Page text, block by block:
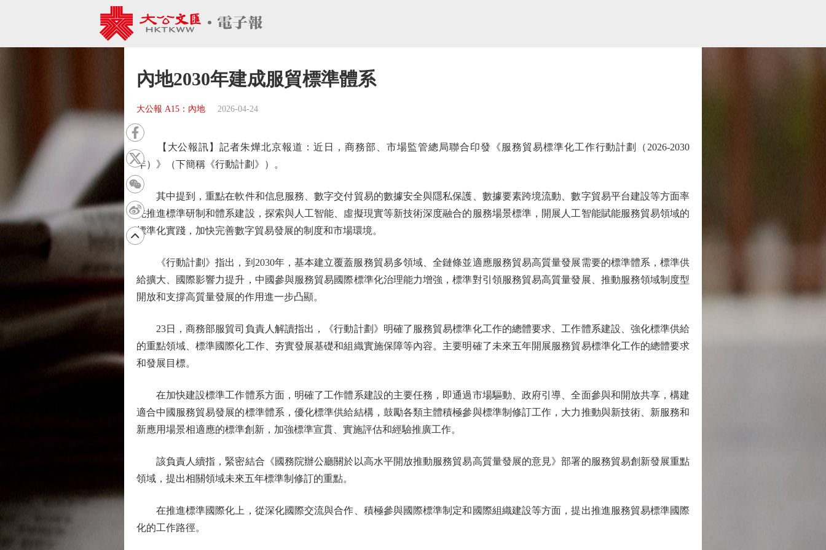
內地2030年建成服貿標準體系
大公報 A15：內地 2026-04-24
【大公報訊】記者朱燁北京報道：近日，商務部、市場監管總局聯合印發《服務貿易標準化工作行動計劃（2026-2030
年）》（下簡稱《行動計劃》）。
其中提到，重點在軟件和信息服務、數字交付貿易的數據安全與隱私保護、數據要素跨境流動、數字貿易平台建設等方面率
先推進標準研制和體系建設，探索與人工智能、虛擬現實等新技術深度融合的服務場景標準，開展人工智能賦能服務貿易領域的
標準化實踐，加快完善數字貿易發展的制度和市場環境。
《行動計劃》指出，到2030年，基本建立覆蓋服務貿易多領域、全鏈條並適應服務貿易高質量發展需要的標準體系，標準供
給擴大、國際影響力提升，中國參與服務貿易國際標準化治理能力增強，標準對引領服務貿易高質量發展、推動服務領域制度型
開放和支撐高質量發展的作用進一步凸顯。
23日，商務部服貿司負責人解讀指出，《行動計劃》明確了服務貿易標準化工作的總體要求、工作體系建設、強化標準供給
的重點領域、標準國際化工作、夯實發展基礎和組織實施保障等內容。主要明確了未來五年開展服務貿易標準化工作的總體要求
和發展目標。
在加快建設標準工作體系方面，明確了工作體系建設的主要任務，即通過市場驅動、政府引導、全面參與和開放共享，構建
適合中國服務貿易發展的標準體系，優化標準供給結構，鼓勵各類主體積極參與標準制修訂工作，大力推動與新技術、新服務和
新應用場景相適應的標準創新，加強標準宣貫、實施評估和經驗推廣工作。
該負責人續指，緊密結合《國務院辦公廳關於以高水平開放推動服務貿易高質量發展的意見》部署的服務貿易創新發展重點
領域，提出相關領域未來五年標準制修訂的重點。
在推進標準國際化上，從深化國際交流與合作、積極參與國際標準制定和國際組織建設等方面，提出推進服務貿易標準國際
化的工作路徑。